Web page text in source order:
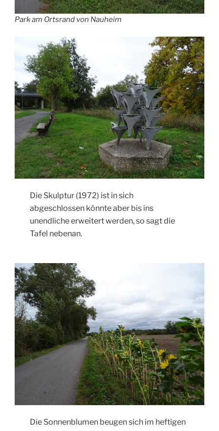
Park am Ortsrand von Nauheim
Die Skulptur (1972) ist in sich
abgeschlossen könnte aber bis ins
unendliche erweitert werden, so sagt die
Tafel nebenan.
Die Sonnenblumen beugen sich im heftigen